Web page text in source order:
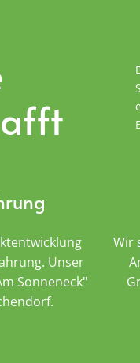
Unser
Sonneneck"
Wir